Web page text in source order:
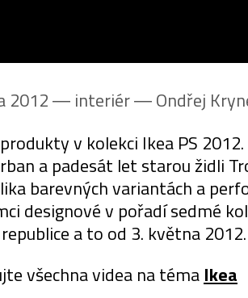
2012 ― interiér ―Ondřej
v kolekci Ikea PS
a padesát let starou židli
barevných variantách a
designové v pořadí sedmé
a to od 3. května 2012.
všechna videa na téma Ikea